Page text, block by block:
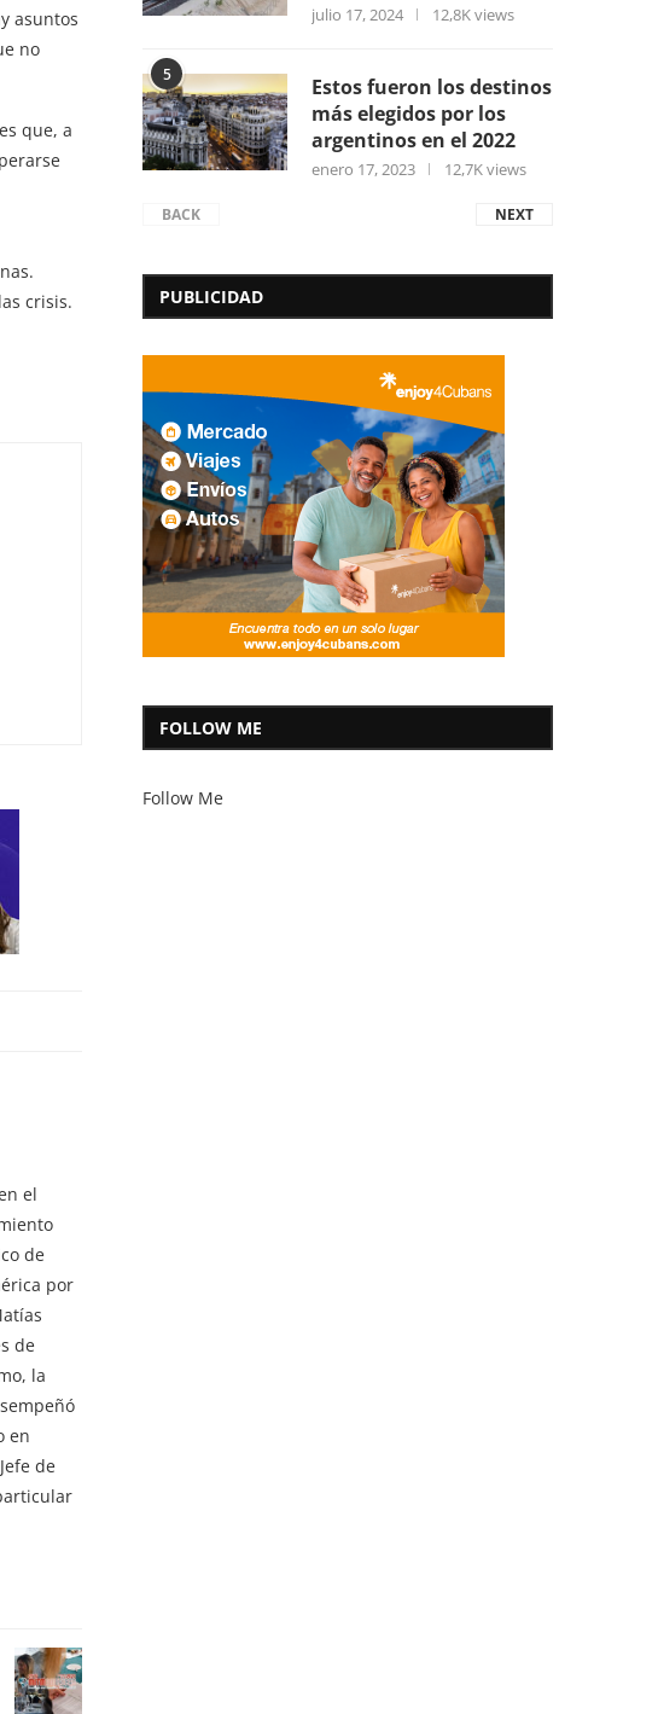
asuntos
no
que, a
crisis.
el
de
por
de
la
en
de
julio 17, 2024 12,8K views
5
Estos fueron los destinos
más elegidos por los
argentinos en el 2022
enero 17, 2023 12,7K views
BACK NEXT
PUBLICIDAD
FOLLOW ME
Follow Me